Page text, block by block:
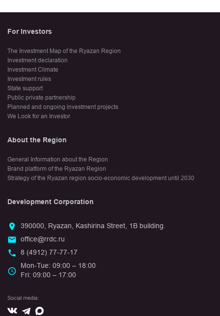
For Investors
The Investment Map of the Ryazan Region
Investment declaration
Investment Climate
Investment rules
State support
Public private partnership
Planned and ongoing investment projects
We Look for an Investor
About the Region
General Information about the Region
Brand platform of the Ryazan Region
Strategy of the Ryazan region socio-economic development until 2030
Development Corporation
390000, Ryazan, Kashirina Street, 1B building.
office@rrdc.ru
8 (4912) 77-77-17
Mon-Tue: 09:00 – 18:00
Fri: 09:00 – 17:00
Social media:
Вконтакте
Telegram
Max